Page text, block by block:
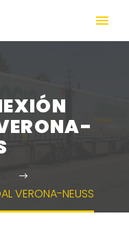
VERONA-NEUSS